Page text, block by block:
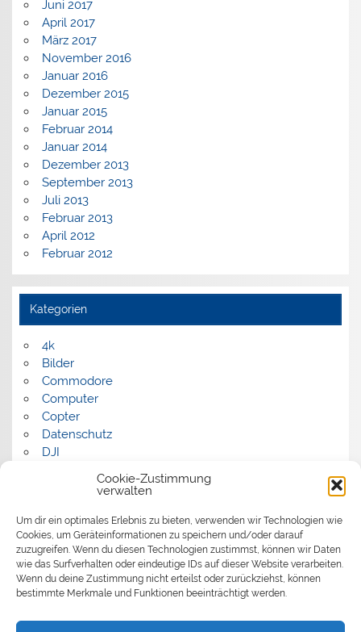
Cookie-Zustimmung
verwalten
Um dir ein optimales Erlebnis zu bieten, verwenden wir Technologien wie
Cookies, um Geräteinformationen zu speichern und/oder darauf
zuzugreifen. Wenn du diesen Technologien zustimmst, können wir Daten
wie das Surfverhalten oder eindeutige IDs auf dieser Website verarbeiten.
Wenn du deine Zustimmung nicht erteilst oder zurückziehst, können
bestimmte Merkmale und Funktionen beeinträchtigt werden.
Juni 2017
April 2017
März 2017
November 2016
Januar 2016
Dezember 2015
Januar 2015
Februar 2014
Januar 2014
Dezember 2013
September 2013
Juli 2013
Februar 2013
April 2012
Februar 2012
Kategorien
4k
Bilder
Commodore
Computer
Copter
Datenschutz
DJI
Panorama
Politik
Retrocomputer
Uncategorized
Video